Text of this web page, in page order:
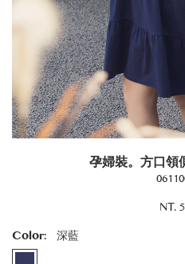
孕婦裝。方口領
NT.
Color:
深藍